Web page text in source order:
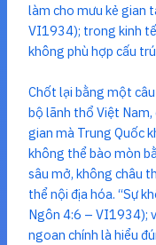
làm cho mưu kẻ gian
VI1934); trong kinh
không phù hợp cấu
Chốt lại bằng một
bộ lãnh thổ Việt Nam,
gian mà Trung Quốc
không thể bào mòn
sâu mở, không châu
thể nội địa hóa. “Sự
Ngôn 4:6 – VI1934);
ngoan chính là hiểu